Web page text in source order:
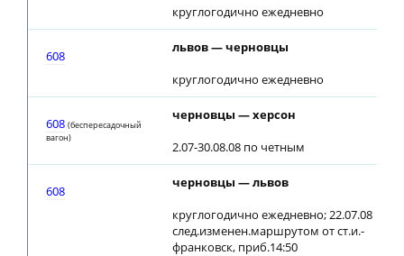
круглогодично ежедневно
608
львов — черновцы
круглогодично ежедневно
608 (беспересадочный
вагон)
черновцы — херсон
2.07-30.08.08 по четным
608
черновцы — львов
круглогодично ежедневно; 22.07.08
след.изменен.маршрутом от ст.и.-
франковск, приб.14:50